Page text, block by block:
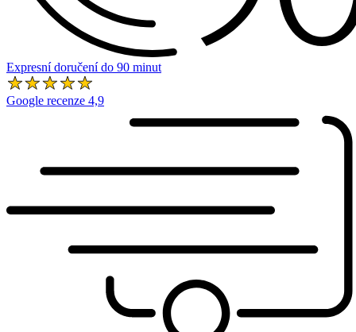
Expresní doručení do 90 minut
Google recenze 4,9